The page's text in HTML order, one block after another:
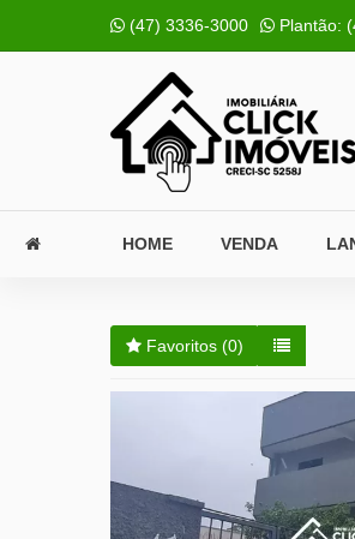
(47) 3336-3000 Plantão:
HOME VENDA
Favoritos (0)